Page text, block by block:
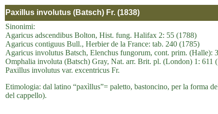
Paxillus involutus (Batsch) Fr. (1838)
Sinonimi:
Agaricus adscendibus Bolton, Hist. fung. Halifax 2: 55 (1788)
Agaricus contiguus Bull., Herbier de la France: tab. 240 (1785)
Agaricus involutus Batsch, Elenchus fungorum, cont. prim. (Halle):
Omphalia involuta (Batsch) Gray, Nat. arr. Brit. pl. (London) 1: 611
Paxillus involutus var. excentricus Fr.
Etimologia: dal latino “paxìllus”= paletto, bastoncino, per la forma
del cappello).